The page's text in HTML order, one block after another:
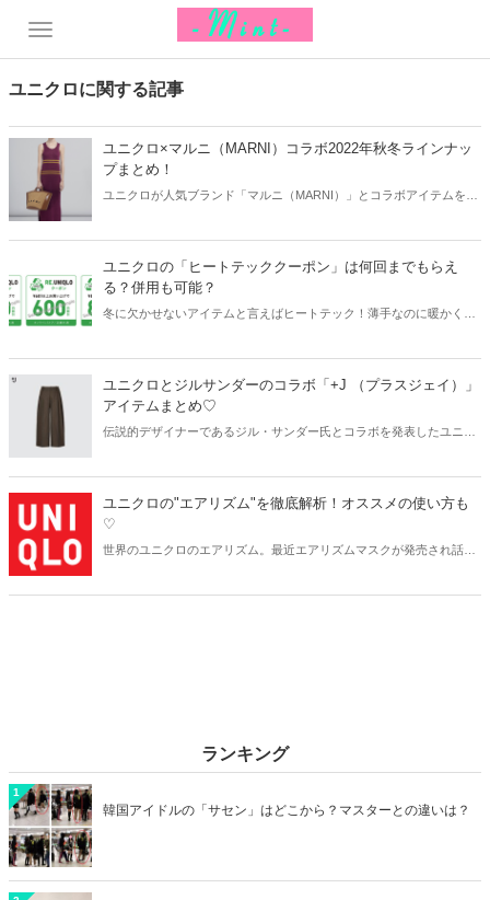
ユニクロに関する記事
ユニクロ×マルニ（MARNI）コラボ2022年秋冬ラインナッ
プまとめ！
ユニクロが人気ブランド「マルニ（MARNI）」とコラボアイテムを発
ユニクロの「ヒートテッククーポン」は何回までもらえ
る？併用も可能？
冬に欠かせないアイテムと言えばヒートテック！薄手なのに暖かく
知ですか？今回はヒートテッククーポンの詳細をご紹介します♫
ユニクロとジルサンダーのコラボ「+J （プラスジェイ）」
アイテムまとめ♡
伝説的デザイナーであるジル・サンダー氏とコラボを発表したユニク
ジェイ）」のおすすめアイテムをレディースとメンズに分けてご紹介
します♡
ユニクロの"エアリズム"を徹底解析！オススメの使い方も
♡
世界のユニクロのエアリズム。最近エアリズムマスクが発売され話題
ランキング
1
韓国アイドルの「サセン」はどこから？マスターとの違いは？